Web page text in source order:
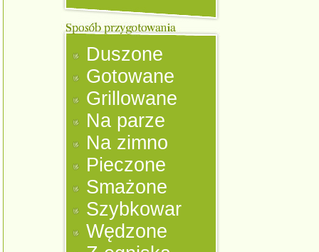
Duszone
Gotowane
Grillowane
Na parze
Na zimno
Pieczone
Smażone
Szybkowar
Wędzone